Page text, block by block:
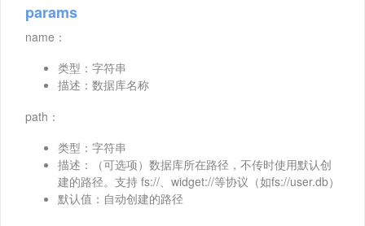
params
name：
类型：字符串
描述：数据库名称
path：
类型：字符串
描述：（可选项）数据库所在路径，不传时使用默认创
建的路径。支持 fs://、widget://等协议（如fs://user.db）
默认值：自动创建的路径